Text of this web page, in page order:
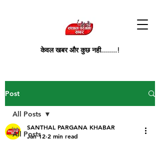
केवल खबर और कुछ नही........!
Post
All Posts
All Posts
SANTHAL PARGANA KHABAR
Jan 12 2 min read